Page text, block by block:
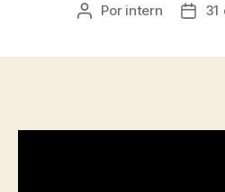
Autor
Por intern
Fecha
31